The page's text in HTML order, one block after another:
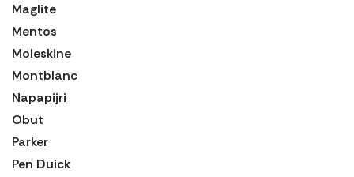
Maglite
Mentos
Moleskine
Montblanc
Napapijri
Obut
Parker
Pen Duick